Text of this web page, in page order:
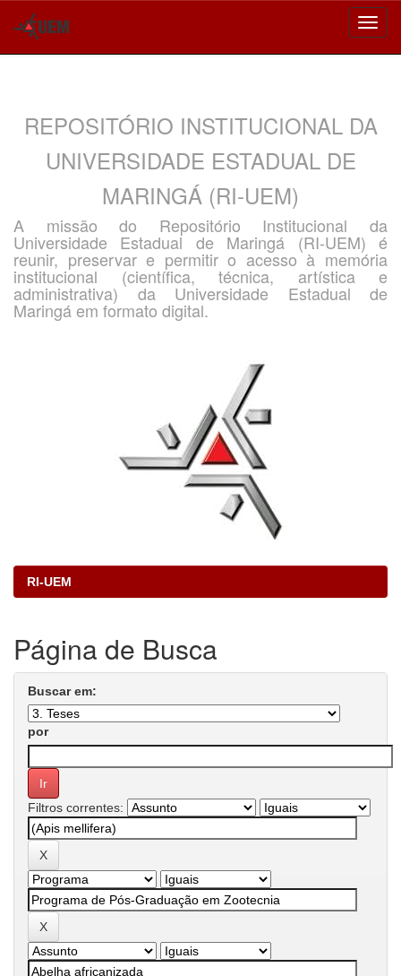
REPOSITÓRIO INSTITUCIONAL DA
UNIVERSIDADE ESTADUAL DE
MARINGÁ (RI-UEM)
A missão do Repositório Institucional da
Universidade Estadual de Maringá (RI-UEM) é
reunir, preservar e permitir o acesso à memória
institucional (científica, técnica, artística e
administrativa) da Universidade Estadual de
Maringá em formato digital.
RI-UEM
Página de Busca
Buscar em:
por
Filtros correntes: